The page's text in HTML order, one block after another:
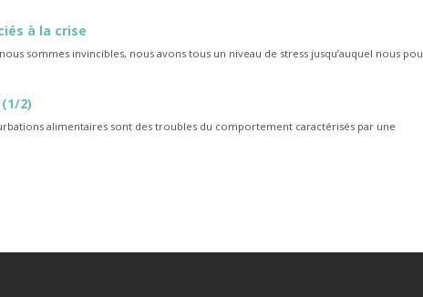
à la crise
sommes invincibles, nous avons tous un niveau de stress jusqu’auquel nous
2)
alimentaires sont des troubles du comportement caractérisés par une